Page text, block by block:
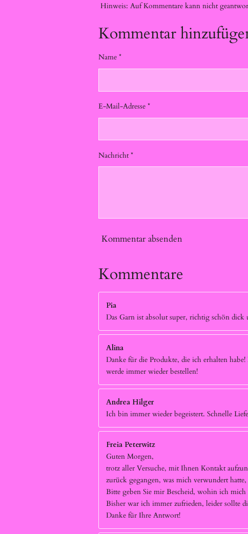
Hinweis: Auf Kommentare kann nicht
Kommentar
Name *
E-Mail-Adresse *
Nachricht *
Kommentar absenden
Kommentare
Pia
Das Garn ist absolut super, richtig schön
Alina
Danke für die Produkte, die ich erhalten
werde immer wieder bestellen!
Andrea Hilger
Ich bin immer wieder begeistert. Schnelle
Freia Peterwitz
Guten Morgen,
trotz aller Versuche, mit Ihnen Kontakt
zurück gegangen, was mich verwundert
Bitte geben Sie mir Bescheid, wohin ich
Bisher war ich immer zufrieden, leider sollte
Danke für Ihre Antwort!